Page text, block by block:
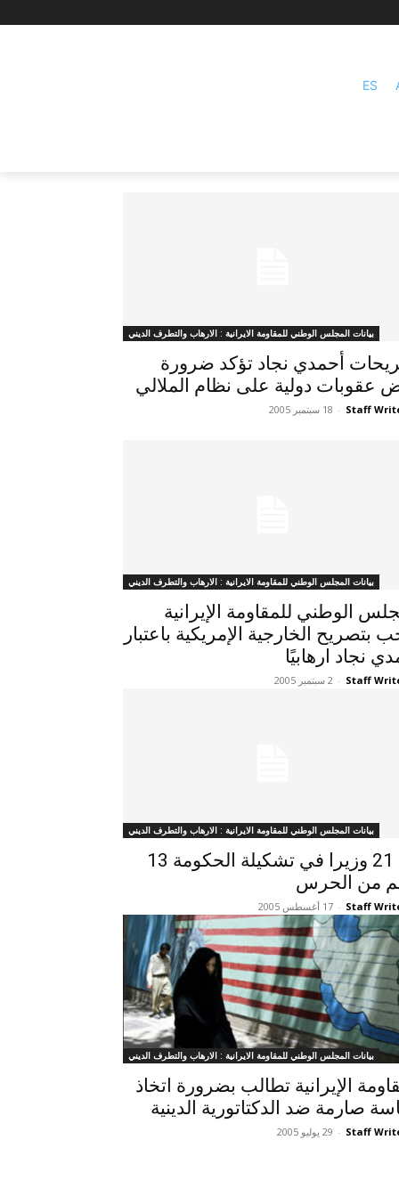
ES
بيانات المجلس الوطني للمقاومة الايرانية : الارهاب والتطرف الديني
أحمدي نجاد تؤكد ضرورة
عقوبات دولية على نظام الملالي
Staff
- 18 سبتمبر 2005
بيانات المجلس الوطني للمقاومة الايرانية : الارهاب والتطرف الديني
الوطني للمقاومة الإيرانية
بتصريح الخارجية الإمريكية باعتبار
نجاد ارهابيًا
Staff
- 2 سبتمبر 2005
بيانات المجلس الوطني للمقاومة الايرانية : الارهاب والتطرف الديني
من 21 وزيرا في تشكيلة الحكومة 13
من الحرس
Staff
- 17 أغسطس 2005
بيانات المجلس الوطني للمقاومة الايرانية : الارهاب والتطرف الديني
الإيرانية تطالب بضرورة اتخاذ
صارمة ضد الدكتاتورية الدينية
Staff
- 29 يوليو 2005